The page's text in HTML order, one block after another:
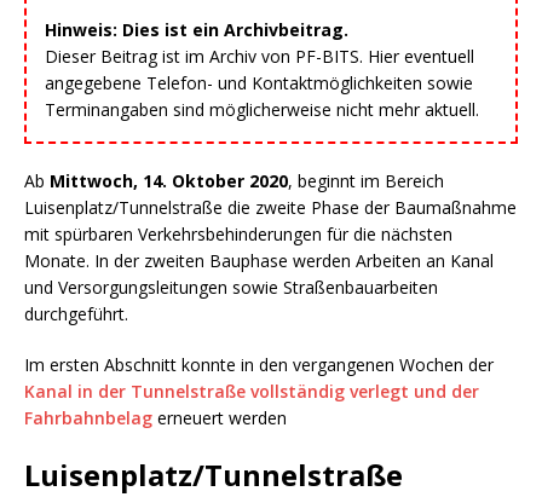
Hinweis: Dies ist ein Archivbeitrag.
Dieser Beitrag ist im Archiv von PF-BITS. Hier eventuell
angegebene Telefon- und Kontaktmöglichkeiten sowie
Terminangaben sind möglicherweise nicht mehr aktuell.
Ab Mittwoch, 14. Oktober 2020, beginnt im Bereich
Luisenplatz/Tunnelstraße die zweite Phase der Baumaßnahme
mit spürbaren Verkehrsbehinderungen für die nächsten
Monate. In der zweiten Bauphase werden Arbeiten an Kanal
und Versorgungsleitungen sowie Straßenbauarbeiten
durchgeführt.
Im ersten Abschnitt konnte in den vergangenen Wochen der
Kanal in der Tunnelstraße vollständig verlegt und der
Fahrbahnbelag erneuert werden
Luisenplatz/Tunnelstraße